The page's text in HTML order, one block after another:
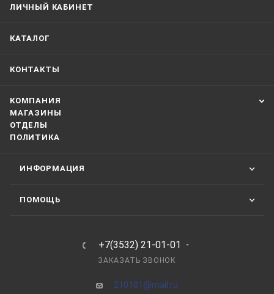
ЛИЧНЫЙ КАБИНЕТ
КАТАЛОГ
КОНТАКТЫ
КОМПАНИЯ
МАГАЗИНЫ
ОТДЕЛЫ
ПОЛИТИКА
ИНФОРМАЦИЯ
ПОМОЩЬ
+7(3532) 21-01-01
ЗАКАЗАТЬ ЗВОНОК
210101@mail.ru